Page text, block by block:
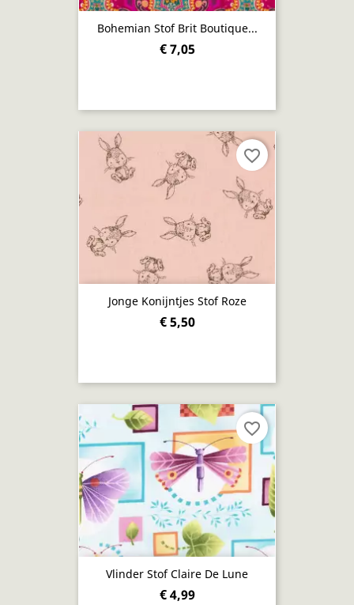
Bohemian Stof Brit Boutique...
€ 7,05
Jonge Konijntjes Stof Roze
€ 5,50
favorite_border
Vlinder Stof Claire De Lune
€ 4,99
favorite_border